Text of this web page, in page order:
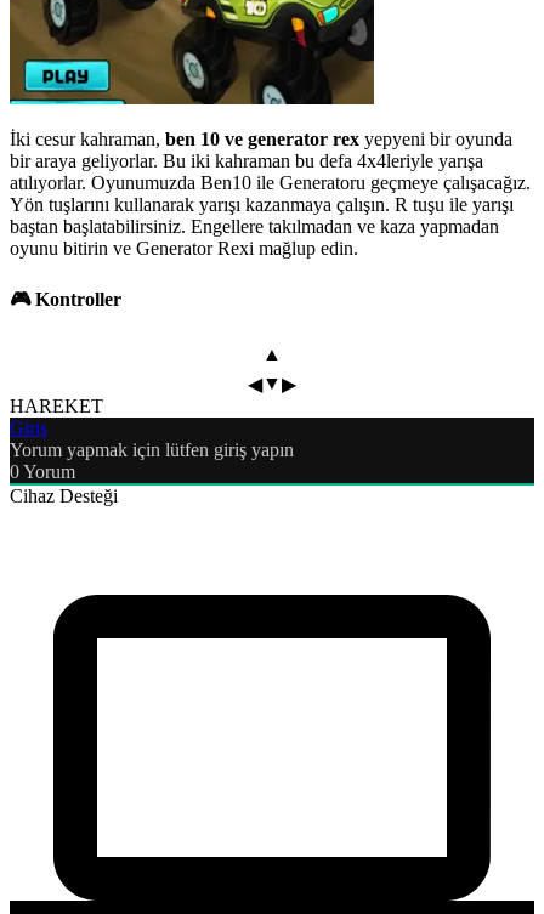
İki cesur kahraman, ben 10 ve generator rex yepyeni bir oyunda
bir araya geliyorlar. Bu iki kahraman bu defa 4x4leriyle yarışa
atılıyorlar. Oyunumuzda Ben10 ile Generatoru geçmeye çalışacağız.
Yön tuşlarını kullanarak yarışı kazanmaya çalışın. R tuşu ile yarışı
baştan başlatabilirsiniz. Engellere takılmadan ve kaza yapmadan
oyunu bitirin ve Generator Rexi mağlup edin.
🎮 Kontroller
▲
◀▼▶
HAREKET
Giriş
Yorum yapmak için lütfen giriş yapın
0Yorum
Cihaz Desteği